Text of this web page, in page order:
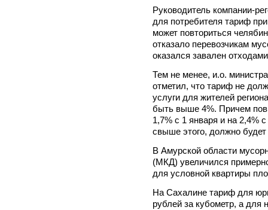
Руководитель компании-
для потребителя тариф
может повториться
отказало перевозчикам
оказался завален
Тем не менее, и.о.
отметил, что тариф не
услуги для жителей
быть выше 4%. Причем
1,7% с 1 января и на 2,4%
свыше этого, должно
В Амурской области
(МКД) увеличился
для условной квартиры
На Сахалине тариф для
рублей за кубометр, а для